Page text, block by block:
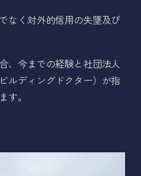
なく対外的信用の失墜及び
、今までの経験と社団法人
ルディングドクター）が指
す。